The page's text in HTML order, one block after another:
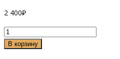
2 400₽
Количество
товара
В корзину